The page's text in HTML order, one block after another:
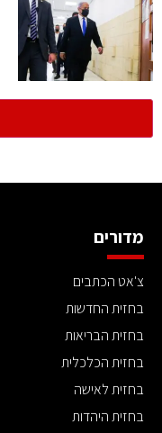
מדורים
צ'אט הכתבים
בחזית החדשות
בחזית הבריאות
בחזית הכלכלית
בחזית לאישה
בחזית היהדות